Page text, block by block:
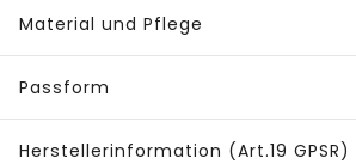
Material und Pflege
Passform
Herstellerinformation (Art.19 GPSR)